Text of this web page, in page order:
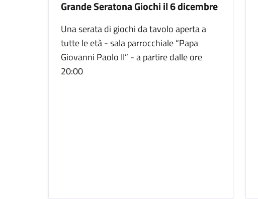
Grande Seratona Giochi il 6 dicembre
Una serata di giochi da tavolo aperta a
tutte le età - sala parrocchiale “Papa
Giovanni Paolo II” - a partire dalle ore
20:00